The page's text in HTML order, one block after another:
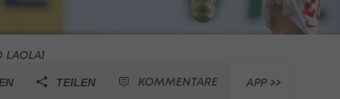
TEILEN KOMMENTARE APP >>